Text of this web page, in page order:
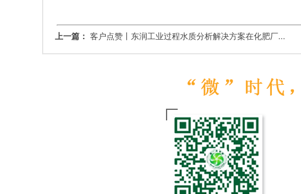
上一篇： 客户点赞丨东润工业过程水质分析解决方案在化肥厂...